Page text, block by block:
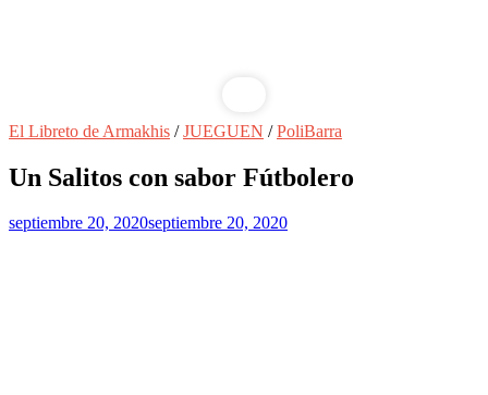
El Libreto de Armakhis /JUEGUEN /PoliBarra
Un Salitos con sabor Fútbolero
septiembre 20, 2020septiembre 20, 2020